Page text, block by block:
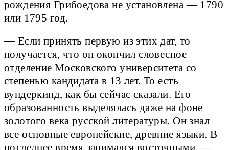
рождения Грибоедова не установлена — 1790
или 1795 год.
— Если принять первую из этих дат, то
получается, что он окончил словесное
отделение Московского университета со
степенью кандидата в 13 лет. То есть
вундеркинд, как бы сейчас сказали. Его
образованность выделялась даже на фоне
золотого века русской литературы. Он знал
все основные европейские, древние языки. В
последнее время занимался восточными, —